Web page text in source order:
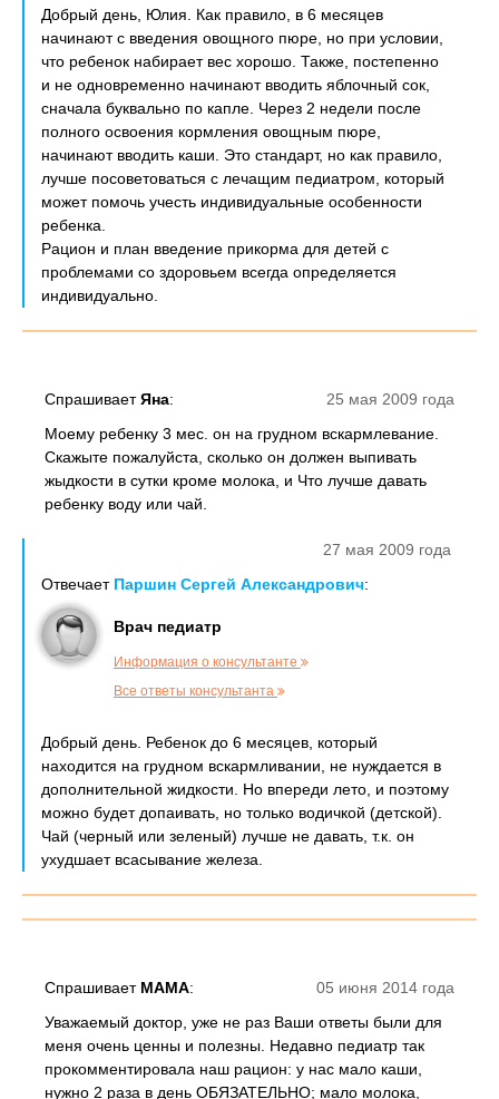
Добрый день, Юлия. Как правило, в 6 месяцев
начинают с введения овощного пюре, но при условии,
что ребенок набирает вес хорошо. Также, постепенно
и не одновременно начинают вводить яблочный сок,
сначала буквально по капле. Через 2 недели после
полного освоения кормления овощным пюре,
начинают вводить каши. Это стандарт, но как правило,
лучше посоветоваться с лечащим педиатром, который
может помочь учесть индивидуальные особенности
ребенка.
Рацион и план введение прикорма для детей с
проблемами со здоровьем всегда определяется
индивидуально.
25 мая 2009 года
СпрашиваетЯна:
Моему ребенку 3 мес. он на грудном вскармлевание.
Скажыте пожалуйста, сколько он должен выпивать
жыдкости в сутки кроме молока, и Что лучше давать
ребенку воду или чай.
27 мая 2009 года
Отвечает Паршин Сергей Александрович:
Врач педиатр
Информация о консультанте
Все ответы консультанта
Добрый день. Ребенок до 6 месяцев, который
находится на грудном вскармливании, не нуждается в
дополнительной жидкости. Но впереди лето, и поэтому
можно будет допаивать, но только водичкой (детской).
Чай (черный или зеленый) лучше не давать, т.к. он
ухудшает всасывание железа.
05 июня 2014 года
Спрашивает МАМА:
Уважаемый доктор, уже не раз Ваши ответы были для
меня очень ценны и полезны. Недавно педиатр так
прокомментировала наш рацион: у нас мало каши,
нужно 2 раза в день ОБЯЗАТЕЛЬНО; мало молока,